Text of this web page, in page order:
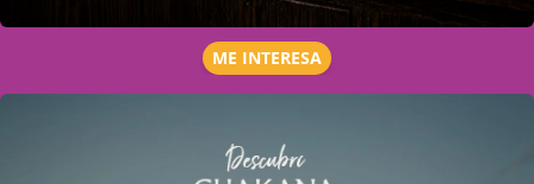
ME INTERESA